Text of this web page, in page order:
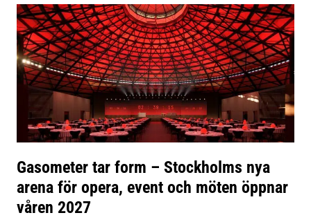
Gasometer tar form – Stockholms nya
arena för opera, event och möten öppnar
våren 2027